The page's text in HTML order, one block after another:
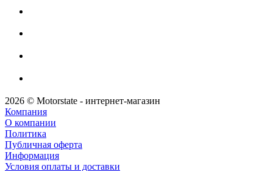
2026 © Motorstate - интернет-магазин
Компания
О компании
Политика
Публичная оферта
Информация
Условия оплаты и доставки